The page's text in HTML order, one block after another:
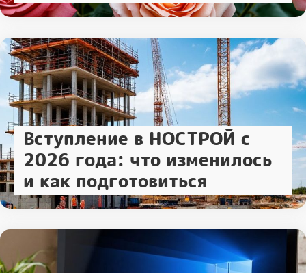
Вступление в НОСТРОЙ с
2026 года: что изменилось
и как подготовиться